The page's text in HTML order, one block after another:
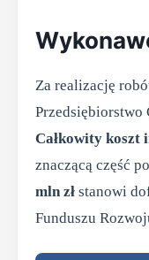
Za realizację
Przedsiębiorstwo
Całkowity koszt
znaczącą część
mln zł stanowi
Funduszu